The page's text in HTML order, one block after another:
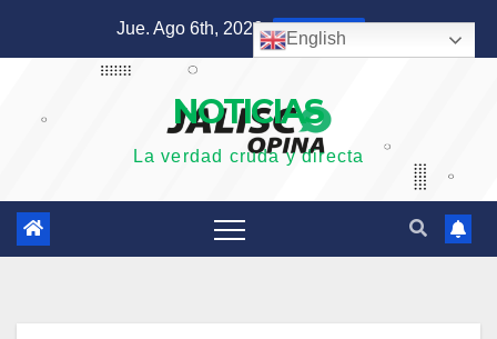
Jue. Ago 6th, 2026 5:00:38 AM
NOTICIAS
La verdad cruda y directa
English